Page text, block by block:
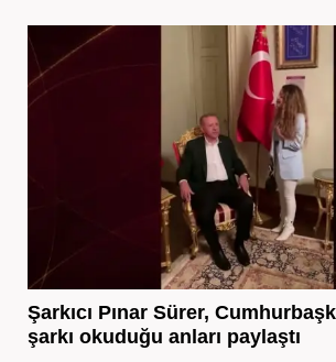
Şarkıcı Pınar Sürer,
şarkı okuduğu anları paylaştı